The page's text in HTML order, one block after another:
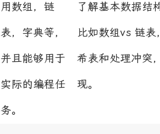
用数组，链
表，字典等，
并且能够用于
实际的编程任
务。
了解基本数据结
比如数组vs 链
希表和处理冲突
现。